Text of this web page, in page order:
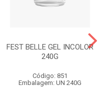
FEST BELLE GEL INCOLOR
240G
Código: 851
Embalagem: UN 240G